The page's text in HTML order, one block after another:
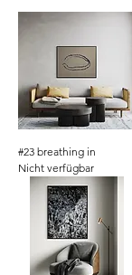
#23 breathing in
Nicht verfügbar